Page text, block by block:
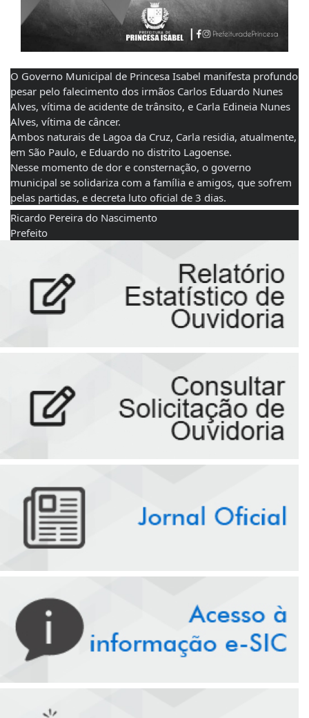
O Governo Municipal de Princesa Isabel manifesta profundo
pesar pelo falecimento dos irmãos Carlos Eduardo Nunes
Alves, vítima de acidente de trânsito, e Carla Edineia Nunes
Alves, vítima de câncer.
Ambos naturais de Lagoa da Cruz, Carla residia, atualmente,
em São Paulo, e Eduardo no distrito Lagoense.
Nesse momento de dor e consternação, o governo
municipal se solidariza com a família e amigos, que sofrem
pelas partidas, e decreta luto oficial de 3 dias.
Ricardo Pereira do Nascimento
Prefeito